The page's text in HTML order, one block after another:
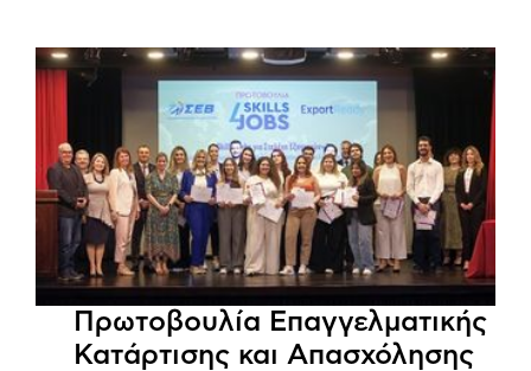
Πρωτοβουλία Επαγγελματικής
Κατάρτισης και Απασχόλησης